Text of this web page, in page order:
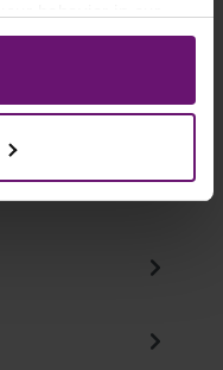
10, 48624
assign this data
it for its own